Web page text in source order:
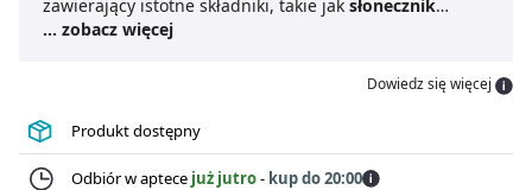
zawierający istotne składniki, takie jak słonecznik
bulwiasty ,morszczyn pęcherzykowaty
masy ciała, a chrom przyczynia się do utrzymania
Topinulin
Active 500 mgjest dostępny w formie tabletek, co
zapewnia wygodną suplementację.
... zobacz więcej
Dowiedz się więcej
Produkt dostępny
Odbiór w aptece już jutro- kup do 20:00